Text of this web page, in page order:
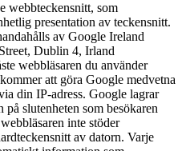
webbteckensnitt, som
presentation av teckensnitt.
av Google Ireland
Dublin 4, Irland
webbläsaren du använder
att göra Google medvetna
din IP-adress. Google lagrar
på slutenheten som besökaren
inte stöder
av datorn. Varje